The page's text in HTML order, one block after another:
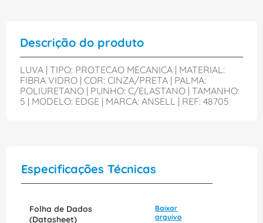
Descrição do produto
LUVA | TIPO: PROTECAO MECANICA | MATERIAL:
FIBRA VIDRO | COR: CINZA/PRETA | PALMA:
POLIURETANO | PUNHO: C/ELASTANO | TAMANHO:
5 | MODELO: EDGE | MARCA: ANSELL | REF: 48705
Especificações Técnicas
Folha de Dados
(Datasheet)
Baixar
arquivo